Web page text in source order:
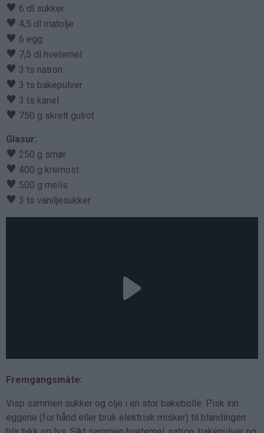
♥ 6 dl sukker
♥ 4,5 dl matolje
♥ 6 egg
♥ 7,5 dl hvetemel
♥ 3 ts natron
♥ 3 ts bakepulver
♥ 3 ts kanel
♥ 750 g skrelt gulrot
Glasur:
♥ 250 g smør
♥ 400 g kremost
♥ 500 g melis
♥ 3 ts vaniljesukker
Fremgangsmåte:
Visp sammen sukker og olje i en stor bakebolle. Pisk inn
eggene (for hånd eller bruk elektrisk misker) til blandingen